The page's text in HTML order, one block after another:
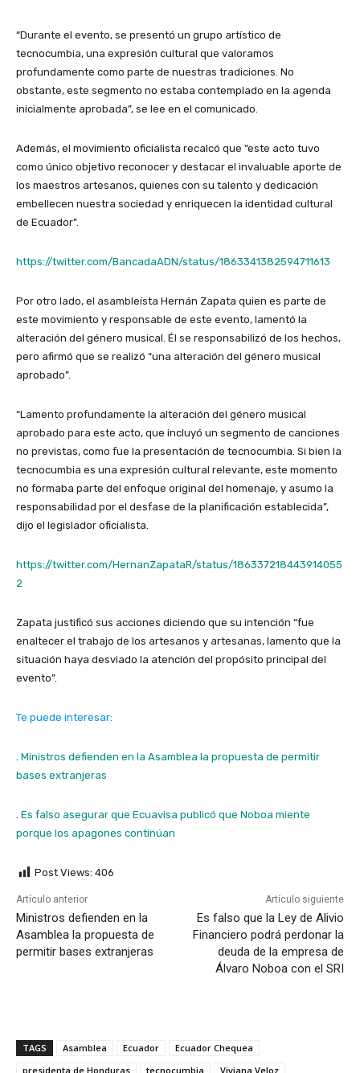
“Durante el evento, se presentó un grupo artístico de
tecnocumbia, una expresión cultural que valoramos
profundamente como parte de nuestras tradiciones. No
obstante, este segmento no estaba contemplado en la agenda
inicialmente aprobada”, se lee en el comunicado.
Además, el movimiento oficialista recalcó que “este acto tuvo
como único objetivo reconocer y destacar el invaluable aporte de
los maestros artesanos, quienes con su talento y dedicación
embellecen nuestra sociedad y enriquecen la identidad cultural
de Ecuador”.
https://twitter.com/BancadaADN/status/1863341382594711613
Por otro lado, el asambleísta Hernán Zapata quien es parte de
este movimiento y responsable de este evento, lamentó la
alteración del género musical. Él se responsabilizó de los hechos,
pero afirmó que se realizó “una alteración del género musical
aprobado”.
“Lamento profundamente la alteración del género musical
aprobado para este acto, que incluyó un segmento de canciones
no previstas, como fue la presentación de tecnocumbia. Si bien la
tecnocumbia es una expresión cultural relevante, este momento
no formaba parte del enfoque original del homenaje, y asumo la
responsabilidad por el desfase de la planificación establecida”,
dijo el legislador oficialista.
https://twitter.com/HernanZapataR/status/186337218443914055
2
Zapata justificó sus acciones diciendo que su intención “fue
enaltecer el trabajo de los artesanos y artesanas, lamento que la
situación haya desviado la atención del propósito principal del
evento”.
Te puede interesar:
. Ministros defienden en la Asamblea la propuesta de permitir
bases extranjeras
. Es falso asegurar que Ecuavisa publicó que Noboa miente
porque los apagones continúan
Post Views: 406
Artículo anterior
Ministros defienden en la
Asamblea la propuesta de
permitir bases extranjeras
Artículo siguiente
Es falso que la Ley de Alivio
Financiero podrá perdonar la
deuda de la empresa de
Álvaro Noboa con el SRI
TAGS Asamblea Ecuador
Ecuador Chequea
presidenta de Honduras
tecnocumbia Viviana Veloz